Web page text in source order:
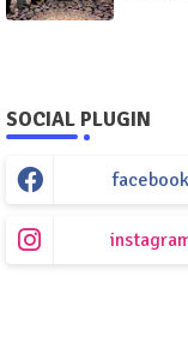
SOCIAL PLUGIN
facebook